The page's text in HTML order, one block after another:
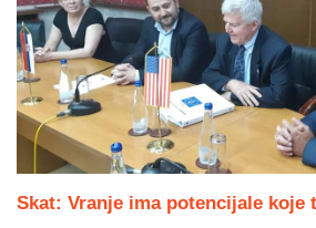
Skat: Vranje ima potencijale koje